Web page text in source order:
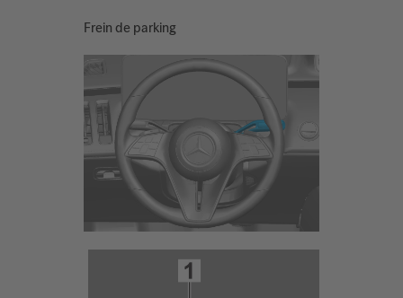
Frein de parking